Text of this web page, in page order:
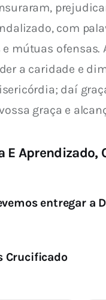
com
mútuas
a caridade e
daí
graça e
E Aprendizado,
entregar a
Crucificado